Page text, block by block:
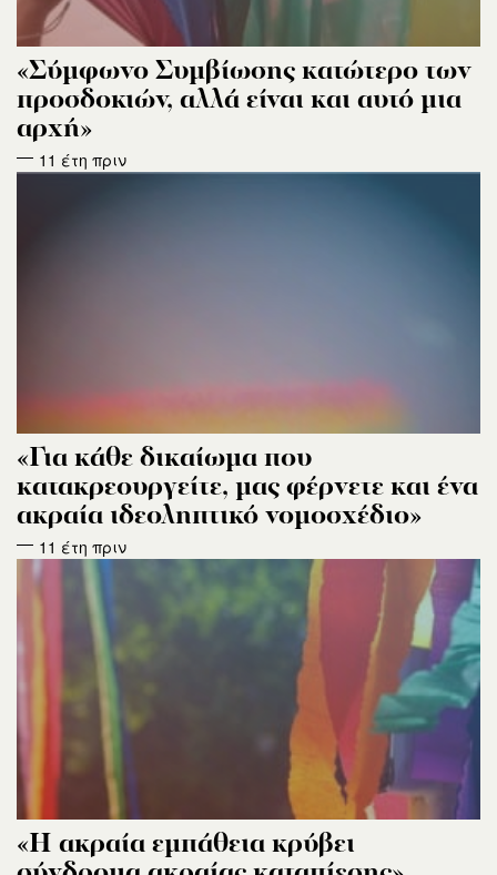
«Σύμφωνο Συμβίωσης κατώτερο των
προσδοκιών, αλλά είναι και αυτό μια
αρχή»
11 έτη πριν
«Για κάθε δικαίωμα που
κατακρεουργείτε, μας φέρνετε και ένα
ακραία ιδεοληπτικό νομοσχέδιο»
11 έτη πριν
«Η ακραία εμπάθεια κρύβει